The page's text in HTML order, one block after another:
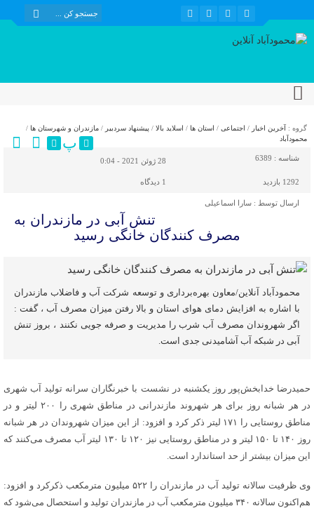
گروه : آخرین اخبار / اجتماعی / استان ها / اسلاید بالا / پیشنهاد سردبیر / مازندران و شهرستان ها /
محمودآباد
پ
شناسه : 6389 28 ژوئن 2021 - 0:04
1292 بازدید 1 دیدگاه
ارسال توسط : سارا اسماعیلی
تنش آبی در مازندران به
مصرف كنندگان خانگی رسيد
محمودآباد آنلاین/معاون بهره‌برداری و توسعه شرکت آب و فاضلاب مازندران
با اشاره به افزایش دمای هوای استان و بالا رفتن میزان مصرف آب ، گفت :
اگر شهروندان مصرف آب شرب را مدیریت و صرفه جویی نکنند ، بروز تنش
آبی در شبکه آب آشامیدنی جدی است.
حمیدرضا خدابخش‌پور روز یکشنبه در نشست با خبرنگاران سرانه تولید آب شهری
در هر شبانه روز برای هر شهروند مازندرانی در مناطق شهری را ۲۰۰ لیتر و در
مناطق روستایی را ۱۷۱ لیتر ذکر کرد و افزود: از این میزان شهروندان در هر شبانه
روز ۱۴۰ تا ۱۵۰ لیتر و در مناطق روستایی نیز ۱۲۰ تا ۱۳۰ لیتر آب مصرف می‌کنند که
این میزان بیشتر از حد استاندارد است.
وی ظرفیت سالانه تولید آب در مازندران را ۵۲۲ میلیون مترمکعب ذکرکرد و افزود:
هم‌اکنون سالانه ۳۴۰ میلیون مترمکعب آب در مازندران تولید و استحصال می‌شود که